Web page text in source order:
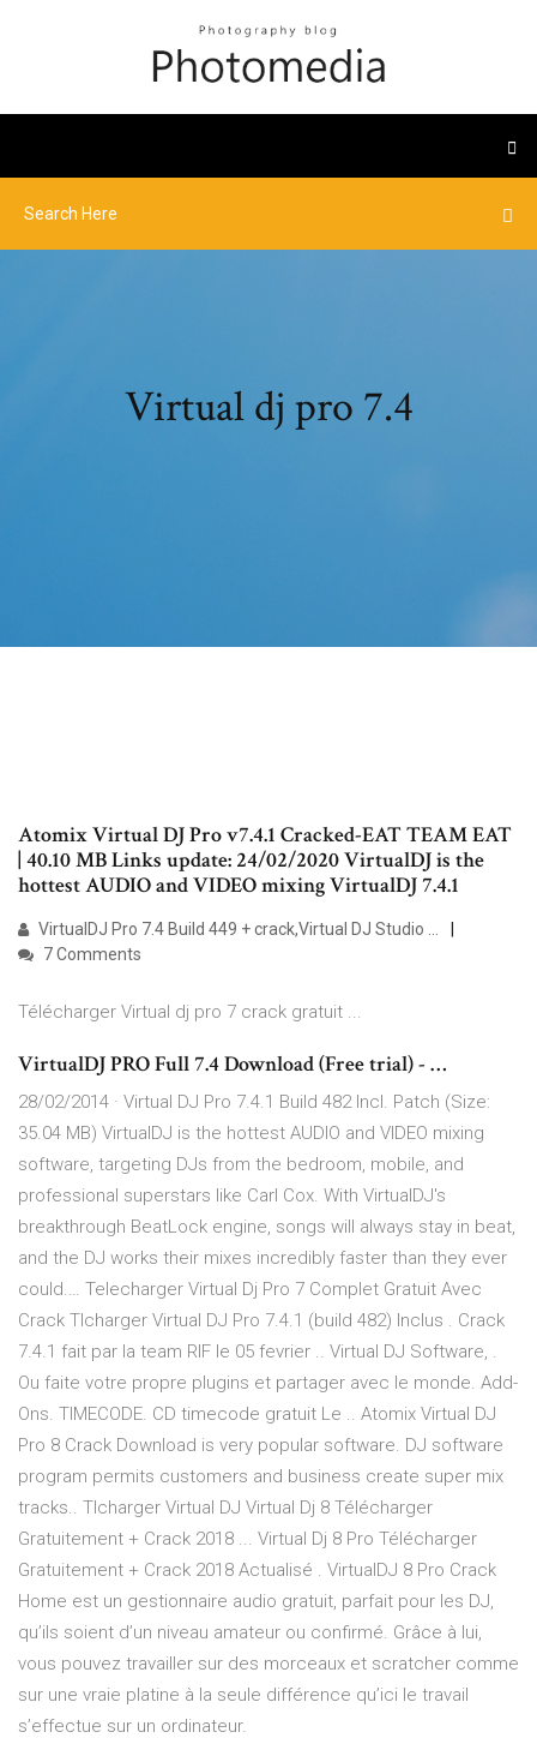
Virtual dj pro 7.4
Atomix Virtual DJ Pro v7.4.1 Cracked-EAT TEAM EAT
| 40.10 MB Links update: 24/02/2020 VirtualDJ is the
hottest AUDIO and VIDEO mixing VirtualDJ 7.4.1
VirtualDJ Pro 7.4 Build 449 + crack,Virtual DJ Studio …
7 Comments
Télécharger Virtual dj pro 7 crack gratuit ...
VirtualDJ PRO Full 7.4 Download (Free trial) - …
28/02/2014 · Virtual DJ Pro 7.4.1 Build 482 Incl. Patch (Size:
35.04 MB) VirtualDJ is the hottest AUDIO and VIDEO mixing
software, targeting DJs from the bedroom, mobile, and
professional superstars like Carl Cox. With VirtualDJ's
breakthrough BeatLock engine, songs will always stay in beat,
and the DJ works their mixes incredibly faster than they ever
could.… Telecharger Virtual Dj Pro 7 Complet Gratuit Avec
Crack Tlcharger Virtual DJ Pro 7.4.1 (build 482) Inclus . Crack
7.4.1 fait par la team RIF le 05 fevrier .. Virtual DJ Software, .
Ou faite votre propre plugins et partager avec le monde. Add-
Ons. TIMECODE. CD timecode gratuit Le .. Atomix Virtual DJ
Pro 8 Crack Download is very popular software. DJ software
program permits customers and business create super mix
tracks.. Tlcharger Virtual DJ Virtual Dj 8 Télécharger
Gratuitement + Crack 2018 ... Virtual Dj 8 Pro Télécharger
Gratuitement + Crack 2018 Actualisé . VirtualDJ 8 Pro Crack
Home est un gestionnaire audio gratuit, parfait pour les DJ,
qu’ils soient d’un niveau amateur ou confirmé. Grâce à lui,
vous pouvez travailler sur des morceaux et scratcher comme
sur une vraie platine à la seule différence qu’ici le travail
s’effectue sur un ordinateur.